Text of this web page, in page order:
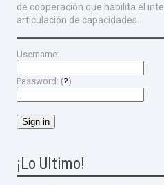
de cooperación que habilita el
articulación de capacidades...
Username:
Password: (?)
¡Lo Ultimo!